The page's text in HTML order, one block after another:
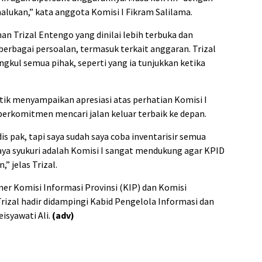
kata anggota Komisi I Fikram Salilama.
Trizal Entengo yang dinilai lebih terbuka dan
persoalan, termasuk terkait anggaran. Trizal
semua pihak, seperti yang ia tunjukkan ketika
menyampaikan apresiasi atas perhatian Komisi I
mencari jalan keluar terbaik ke depan.
pak, tapi saya sudah saya coba inventarisir semua
syukuri adalah Komisi I sangat mendukung agar KPID
jelas Trizal.
Komisi Informasi Provinsi (KIP) dan Komisi
hadir didampingi Kabid Pengelola Informasi dan
Ali. (adv)